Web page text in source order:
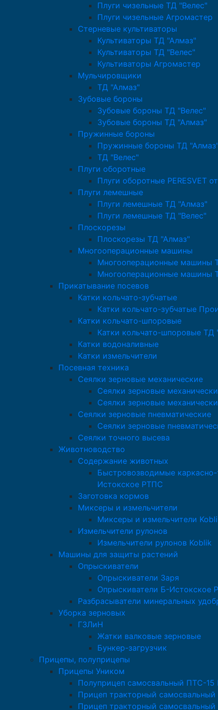
Плуги чизельные ТД "Велес"
Плуги чизельные Агромастер
Стерневые культиваторы
Культиваторы ТД "Алмаз"
Культиваторы ТД "Велес"
Культиваторы Агромастер
Мульчировщики
ТД "Алмаз"
Зубовые бороны
Зубовые бороны ТД "Велес"
Зубовые бороны ТД "Алмаз"
Пружинные бороны
Пружинные бороны ТД
ТД "Велес"
Плуги оборотные
Плуги оборотные PERESVET
Плуги лемешные
Плуги лемешные ТД "Алмаз"
Плуги лемешные ТД "Велес"
Плоскорезы
Плоскорезы ТД "Алмаз"
Многооперационные машины
Многооперационные машины
Многооперационные машины
Прикатывание посевов
Катки кольчато-зубчатые
Катки кольчато-зубчатые
Катки кольчато-шпоровые
Катки кольчато-шпоровые ТД
Катки водоналивные
Катки измельчители
Посевная техника
Сеялки зерновые механические
Сеялки зерновые
Сеялки зерновые
Сеялки зерновые пневматические
Сеялки зерновые
Сеялки точного высева
Животноводство
Содержание животных
Быстровозводимые
Истокское РТПС
Заготовка кормов
Миксеры и измельчители
Миксеры и измельчители
Измельчители рулонов
Измельчители рулонов Koblik
Машины для защиты растений
Опрыскиватели
Опрыскиватели Заря
Опрыскиватели Б-Истокское
Разбрасыватели минеральных
Уборка зерновых
ГЗЛиН
Жатки валковые зерновые
Бункер-загрузчик
Прицепы, полуприцепы
Прицепы Уником
Полуприцеп самосвальный ПТС-
Прицеп тракторный
Прицеп тракторный